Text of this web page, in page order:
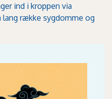
ind i kroppen via
lang række sygdomme og